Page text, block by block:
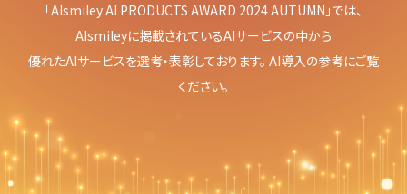
「AIsmiley AI PRODUCTS AWARD 2024 AUTUMN」では、
AIsmileyに掲載されているAIサービスの中から
優れたAIサービスを選考・表彰しております。 AI導入の参考にご覧
ください。